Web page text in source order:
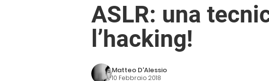
ASLR: una
l’hacking!
Matteo D'Alessio
10 Febbraio 2018